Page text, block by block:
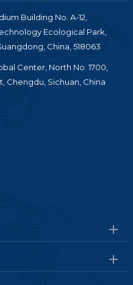
Building No. A-12,
Ecological Park,
China, 518063
Center, North No. 1700,
Chengdu, Sichuan, China